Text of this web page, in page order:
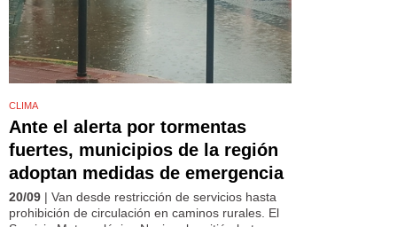
CLIMA
Ante el alerta por tormentas
fuertes, municipios de la región
adoptan medidas de emergencia
20/09 | Van desde restricción de servicios hasta
prohibición de circulación en caminos rurales. El